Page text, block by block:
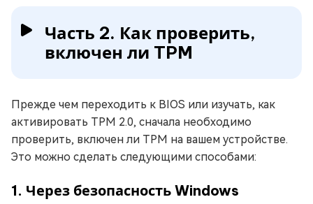
Часть 2. Как проверить,
включен ли TPM
Прежде чем переходить к BIOS или изучать, как
активировать TPM 2.0, сначала необходимо
проверить, включен ли TPM на вашем устройстве.
Это можно сделать следующими способами:
1. Через безопасность Windows